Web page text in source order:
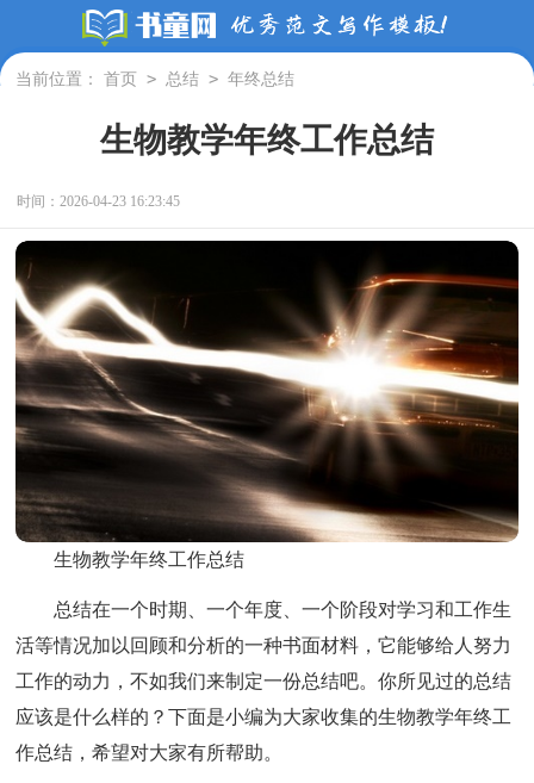
当前位置： 首页 > 总结 > 年终总结
生物教学年终工作总结
时间：2026-04-23 16:23:45
生物教学年终工作总结
总结在一个时期、一个年度、一个阶段对学习和工作生
活等情况加以回顾和分析的一种书面材料，它能够给人努力
工作的动力，不如我们来制定一份总结吧。你所见过的总结
应该是什么样的？下面是小编为大家收集的生物教学年终工
作总结，希望对大家有所帮助。